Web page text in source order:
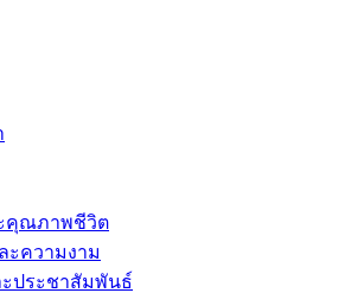
คุณภาพชีวิต
ะความงาม
ะประชาสัมพันธ์